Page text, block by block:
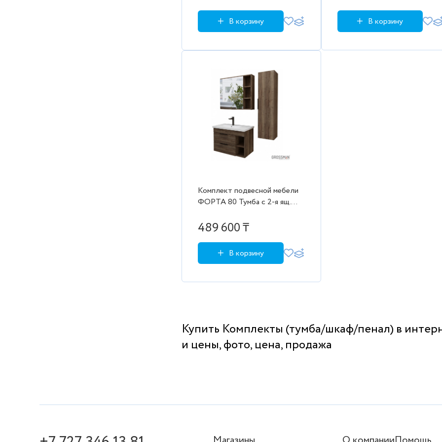
В корзину В корзину
Комплект подвесной мебели
ФОРТА 80 Тумба с 2-я ящ.
шкаф-зеркало, пенал 300
489 600 ₸
В корзину
Купить Комплекты (тумба/шкаф/пенал) в
и цены, фото, цена, продажа